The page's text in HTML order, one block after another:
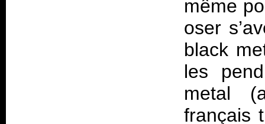
même
oser
black
les
metal
français